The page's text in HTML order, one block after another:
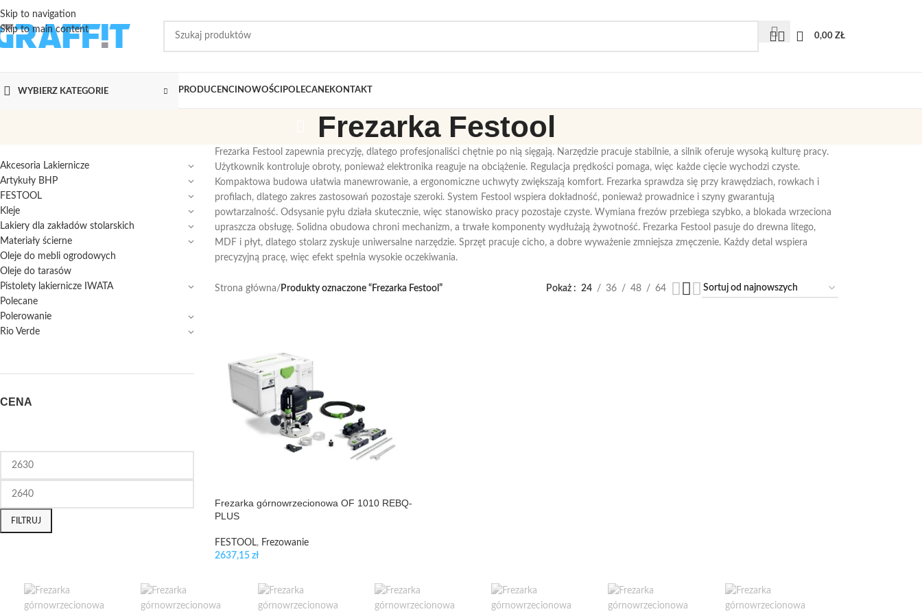
Skip to navigation
Skip to main content
0,00 ZŁ
WYBIERZ KATEGORIE PRODUCENCI NOWOŚCI POLECANEKONTAKT
Frezarka Festool
Akcesoria Lakiernicze
Artykuły BHP
FESTOOL
Kleje
Lakiery dla zakładów stolarskich
Materiały ścierne
Oleje do mebli ogrodowych
Oleje do tarasów
Pistolety lakiernicze IWATA
Polecane
Polerowanie
Rio Verde
CENA
FILTRUJ
Frezarka Festool zapewnia precyzję, dlatego profesjonaliści chętnie po nią sięgają. Narzędzie pracuje stabilnie, a silnik oferuje wysoką kulturę pracy.
Użytkownik kontroluje obroty, ponieważ elektronika reaguje na obciążenie. Regulacja prędkości pomaga, więc każde cięcie wychodzi czyste.
Kompaktowa budowa ułatwia manewrowanie, a ergonomiczne uchwyty zwiększają komfort. Frezarka sprawdza się przy krawędziach, rowkach i
profilach, dlatego zakres zastosowań pozostaje szeroki. System Festool wspiera dokładność, ponieważ prowadnice i szyny gwarantują
powtarzalność. Odsysanie pyłu działa skutecznie, więc stanowisko pracy pozostaje czyste. Wymiana frezów przebiega szybko, a blokada wrzeciona
upraszcza obsługę. Solidna obudowa chroni mechanizm, a trwałe komponenty wydłużają żywotność. Frezarka Festool pasuje do drewna litego,
MDF i płyt, dlatego stolarz zyskuje uniwersalne narzędzie. Sprzęt pracuje cicho, a dobre wyważenie zmniejsza zmęczenie. Każdy detal wspiera
precyzyjną pracę, więc efekt spełnia wysokie oczekiwania.
Strona główna/ Produkty oznaczone “Frezarka Festool” Pokaż 24 36 48 64
Frezarka górnowrzecionowa OF 1010 REBQ-
PLUS
FESTOOL, Frezowanie
2637,15 zł